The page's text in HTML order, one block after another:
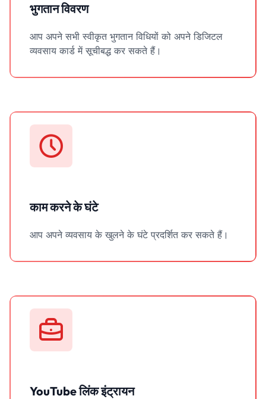
भुगतान विवरण
आप अपने सभी स्वीकृत भुगतान विधियों को अपने डिजिटल
व्यवसाय कार्ड में सूचीबद्ध कर सकते हैं।
काम करने के घंटे
आप अपने व्यवसाय के खुलने के घंटे प्रदर्शित कर सकते हैं।
YouTube लिंक इंट्रायन